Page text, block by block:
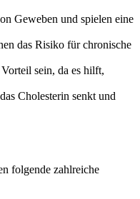
Geweben und spielen eine
das Risiko für chronische
sein, da es hilft,
Cholesterin senkt und
folgende zahlreiche